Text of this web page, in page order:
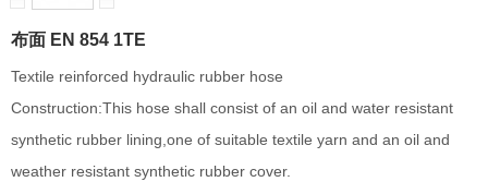
布面 EN 854 1TE
Textile reinforced hydraulic rubber hose
Construction:This hose shall consist of an oil and water resistant
synthetic rubber lining,one of suitable textile yarn and an oil and
weather resistant synthetic rubber cover.